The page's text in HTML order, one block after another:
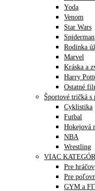
Yoda
Venom
Star Wars
Spiderman
Rodinka
Marvel
Kráska a
Harry
Ostatné
Športové tričká s
Cyklistika
Futbal
Hokejová
NBA
Wrestling
VIAC
Pre hráčov
Pre
GYM a